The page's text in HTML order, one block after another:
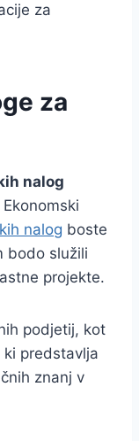
za
za
nalog
nalog boste
bodo služili
projekte.
podjetij, kot
ki predstavlja
znanj v